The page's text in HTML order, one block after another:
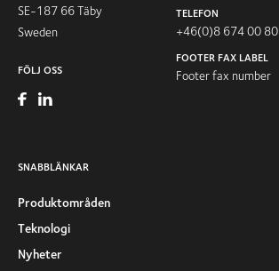
SE-187 66 Täby
Sweden
FÖLJ OSS
TELEFON
+46(0)8 674 00 80
FOOTER FAX LABEL
Footer fax number
SNABBLÄNKAR
Produktområden
Teknologi
Nyheter